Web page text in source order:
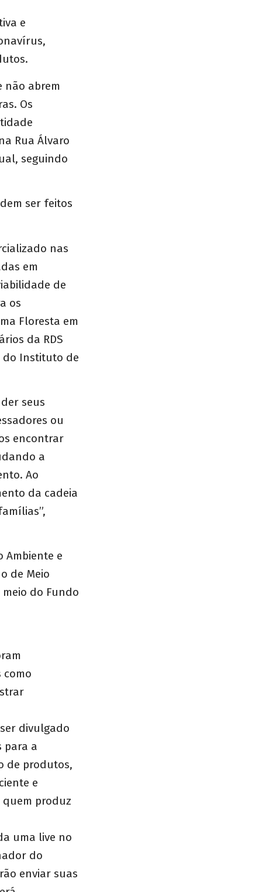
e
não abrem
Os
Rua Álvaro
seguindo
ser feitos
nas
em
de
os
Floresta em
da RDS
do Instituto de
seus
ou
encontrar
a
Ao
da cadeia
Ambiente e
de Meio
do Fundo
como
divulgado
para a
de produtos,
e
produz
uma live no
do
enviar suas